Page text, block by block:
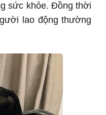
sức khỏe. Đồng thời
lao động thường